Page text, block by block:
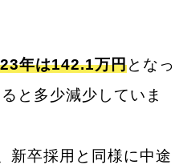
年は142.1万円となっ
と多少減少していま
新卒採用と同様に中途